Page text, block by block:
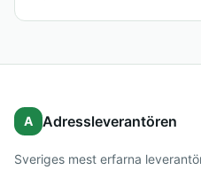
A Adressleverantören
Sveriges mest erfarna